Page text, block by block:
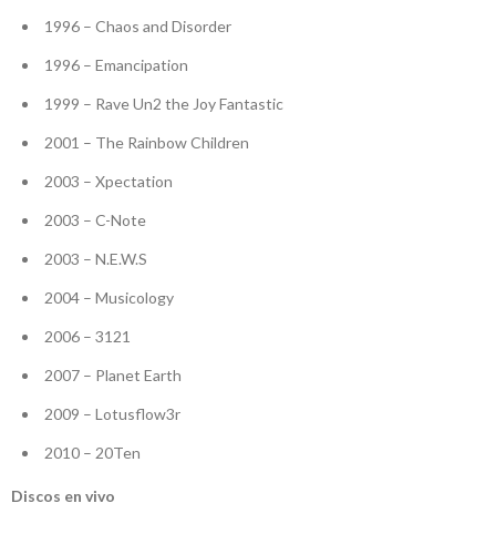
1996 – Chaos and Disorder
1996 – Emancipation
1999 – Rave Un2 the Joy Fantastic
2001 – The Rainbow Children
2003 – Xpectation
2003 – C-Note
2003 – N.E.W.S
2004 – Musicology
2006 – 3121
2007 – Planet Earth
2009 – Lotusflow3r
2010 – 20Ten
Discos en vivo